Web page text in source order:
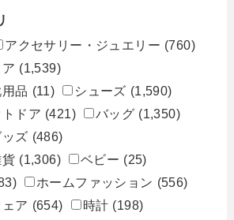
アクセサリー・ジュエリー (760)
(1,539)
品 (11) シューズ (1,590)
ドア (421) バッグ (1,350)
ズ (486)
(1,306) ベビー (25)
ホームファッション (556)
ア (654) 時計 (198)